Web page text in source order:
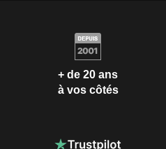
+ de 20 ans
à vos côtés